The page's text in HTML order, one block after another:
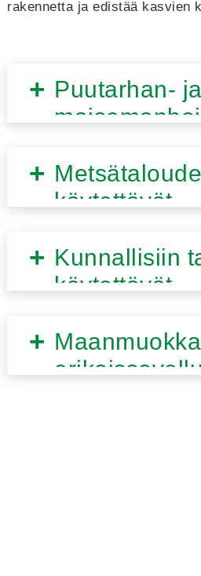
rakennetta ja edistää kasvien
Puutarhan- ja
käytettävät
Kunnallisiin
käytettävät